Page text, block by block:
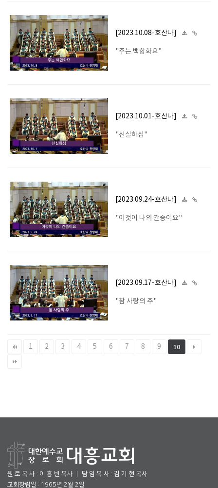
[2023.10.08-호산나]
"주는 백합화요"
[2023.10.01-호산나]
"신실하심"
[2023.09.24-호산나]
"이것이 나의 간증이요"
[2023.09.17-호산나]
"참 사랑의 주"
1 2 3 4 5 6 7 8 9 10
원 로 목 사 : 이 흥 빈 목사 ㅣ 담 임 목 사 : 김 기 현 목사
교회창립일 : 1965년 2월 2일